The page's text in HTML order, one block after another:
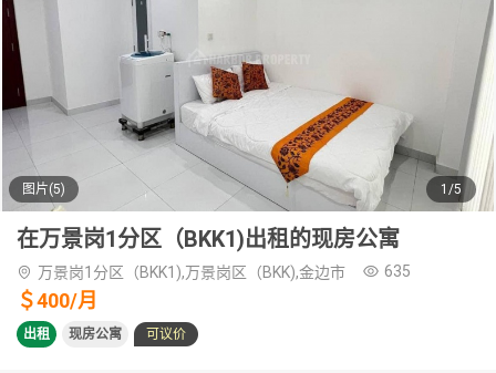
图片(5) 1/5
在万景岗1分区（BKK1)出租的现房公寓
万景岗1分区（BKK1),万景岗区（BKK),金边市 635
＄400/月
出租 现房公寓 可议价